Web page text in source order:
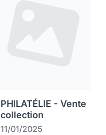
PHILATÉLIE - Vente
collection
11/01/2025